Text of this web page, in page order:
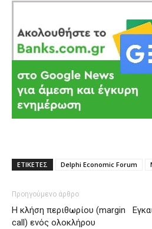
ΕΤΙΚΕΤΕΣ Delphi Economic Forum
Προηγούμενο άρθρο
Η κλήση περιθωρίου (margin
call) ενός ολοκλήρου